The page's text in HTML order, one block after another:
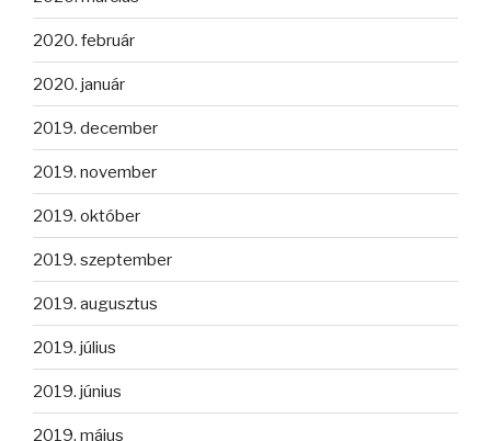
2020. február
2020. január
2019. december
2019. november
2019. október
2019. szeptember
2019. augusztus
2019. július
2019. június
2019. május